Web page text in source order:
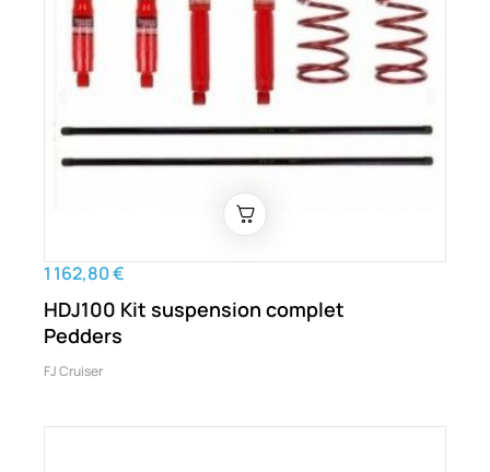
1 162,80 €
HDJ100 Kit suspension complet
Pedders
FJ Cruiser